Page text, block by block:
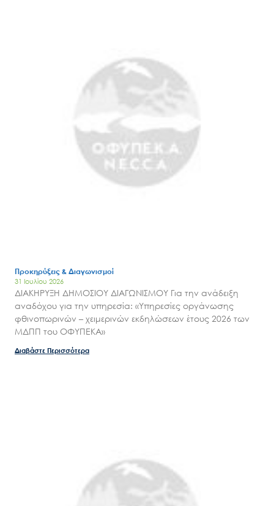
Άξονες δράσης
Μ.Δ.Π.Π.
Έργα
Προκηρύξεις & Διαγωνισμοί
31 Ιουλίου 2026
ΔΙΑΚΗΡΥΞΗ ΔΗΜΟΣΙΟΥ ΔΙΑΓΩΝΙΣΜΟΥ Για την ανάδειξη
αναδόχου για την υπηρεσία: «Υπηρεσίες οργάνωσης
φθινοπωρινών – χειμερινών εκδηλώσεων έτους 2026 των
ΜΔΠΠ του ΟΦΥΠΕΚΑ»
Διαβάστε Περισσότερα